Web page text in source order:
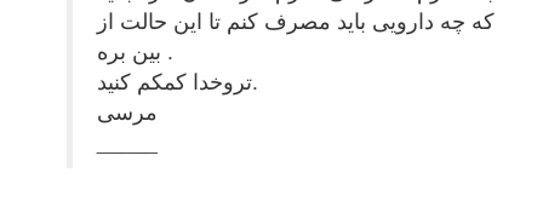
که چه دارویی باید مصرف کنم تا این حالت از
بین بره .
تروخدا کمکم کنید.
مرسی